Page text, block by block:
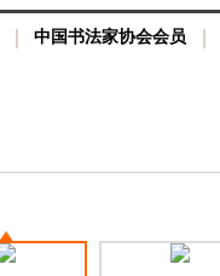
中国书法家协会会员